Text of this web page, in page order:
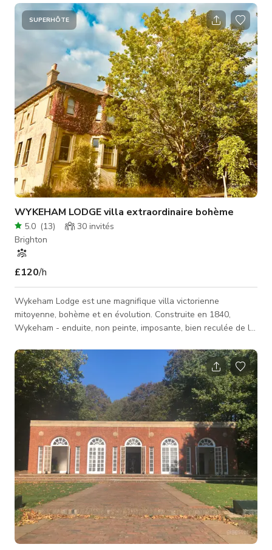
SUPERHÔTE
WYKEHAM LODGE villa extraordinaire bohème
5.0 (13) 30 invités
Brighton
£120/h
Wykeham Lodge est une magnifique villa victorienne
mitoyenne, bohème et en évolution. Construite en 1840,
Wykeham - enduite, non peinte, imposante, bien reculée de la
a une longue haie à gauche en entrant, un grand chêne au
milieu de la pelouse, et une haie à droite. WYKEHAM LODGE
est un mélange de contemporain et traditionnel avec une
touche d'originalité, c'est-à-dire des murs en béton volets et
des sols en béton, d